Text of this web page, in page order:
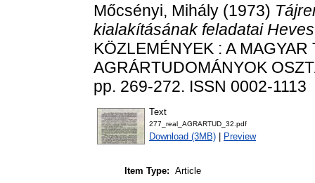
Mőcsényi, Mihály (1973)
kialakításának feladatai
KÖZLEMÉNYEK : A
AGRÁRTUDOMÁNYOK
pp. 269-272. ISSN 0002-1113
Text
277_real_AGRARTUD_32.pdf
Download (3MB) Preview
Item Type: Article